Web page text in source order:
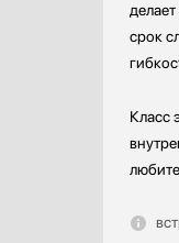
срок
Класс